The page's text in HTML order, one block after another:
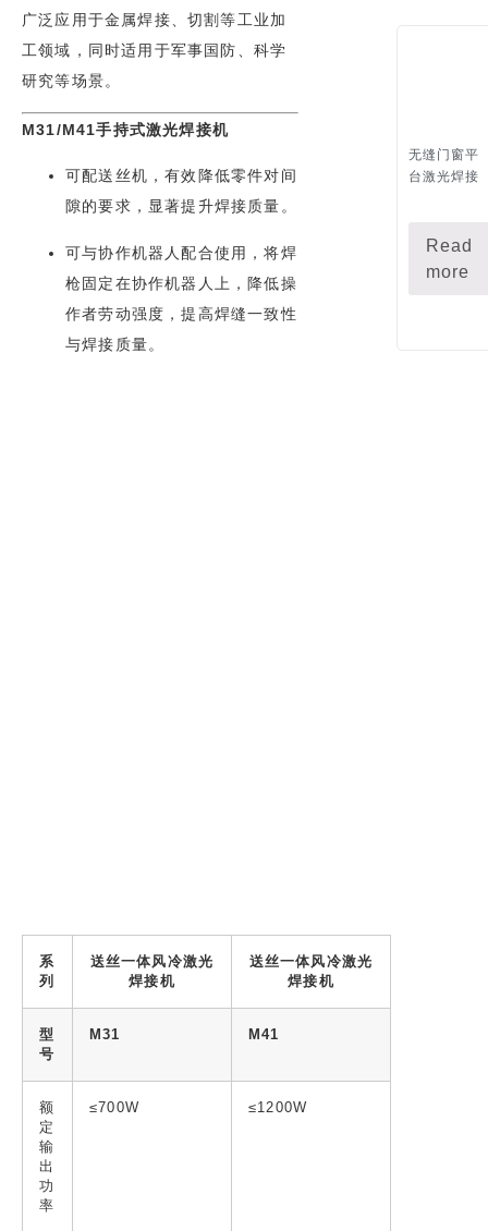
广泛应用于金属焊接、切割等工业加
工领域，同时适用于军事国防、科学
研究等场景。
M31/M41手持式激光焊接机
可配送丝机，有效降低零件对间
隙的要求，显著提升焊接质量。
可与协作机器人配合使用，将焊
枪固定在协作机器人上，降低操
作者劳动强度，提高焊缝一致性
与焊接质量。
系
列
送丝一体风冷激光
焊接机
送丝一体风冷激光
焊接机
型
号
M31 M41
额
定
输
出
功
率
≤700W ≤1200W
无缝门窗平
台激光焊接
Read
more